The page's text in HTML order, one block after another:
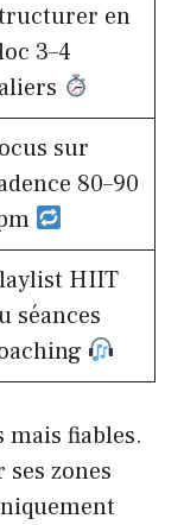
en
3–4
sur
80–90
HIIT
séances
mais fiables.
zones